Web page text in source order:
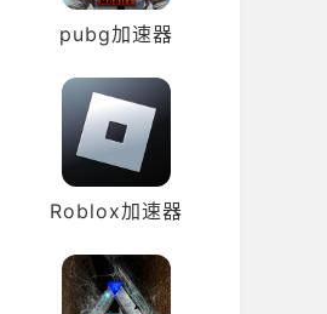
pubg加速器
Roblox加速器